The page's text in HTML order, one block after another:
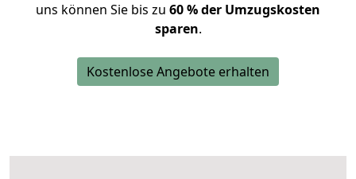
uns können Sie bis zu 60 % der Umzugskosten
sparen.
Kostenlose Angebote erhalten